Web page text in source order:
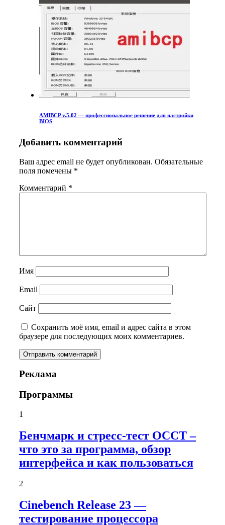
AMIBCP v.5.02 — профессиональное решение для настройки
BIOS
Добавить комментарий
Ваш адрес email не будет опубликован. Обязательные
поля помечены *
Комментарий *
Имя
Email
Сайт
Сохранить моё имя, email и адрес сайта в этом
браузере для последующих моих комментариев.
Реклама
Программы
1
Бенчмарк и стресс-тест OCCT –
что это за программа, обзор
интерфейса и как пользоваться
2
Cinebench Release 23 —
тестирование процессора